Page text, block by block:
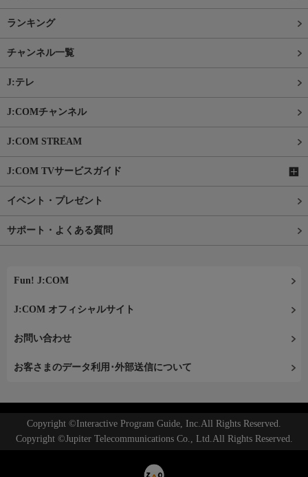
ランキング
チャンネル一覧
J:テレ
J:COMチャンネル
J:COM STREAM
J:COM TVサービスガイド
イベント・プレゼント
サポート・よくある質問
Fun! J:COM
J:COM オフィシャルサイト
お問い合わせ
お客さまのデータ利用･外部送信について
Copyright ©Interactive Program Guide, Inc.All Rights Reserved.
Copyright ©Jupiter Telecommunications Co., Ltd.All Rights Reserved.